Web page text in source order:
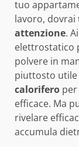
tuo
lavoro, dovrai
attenzione.
elettrostatico
polvere in
piuttosto
calorifero
efficace. Ma
rivelare
accumula